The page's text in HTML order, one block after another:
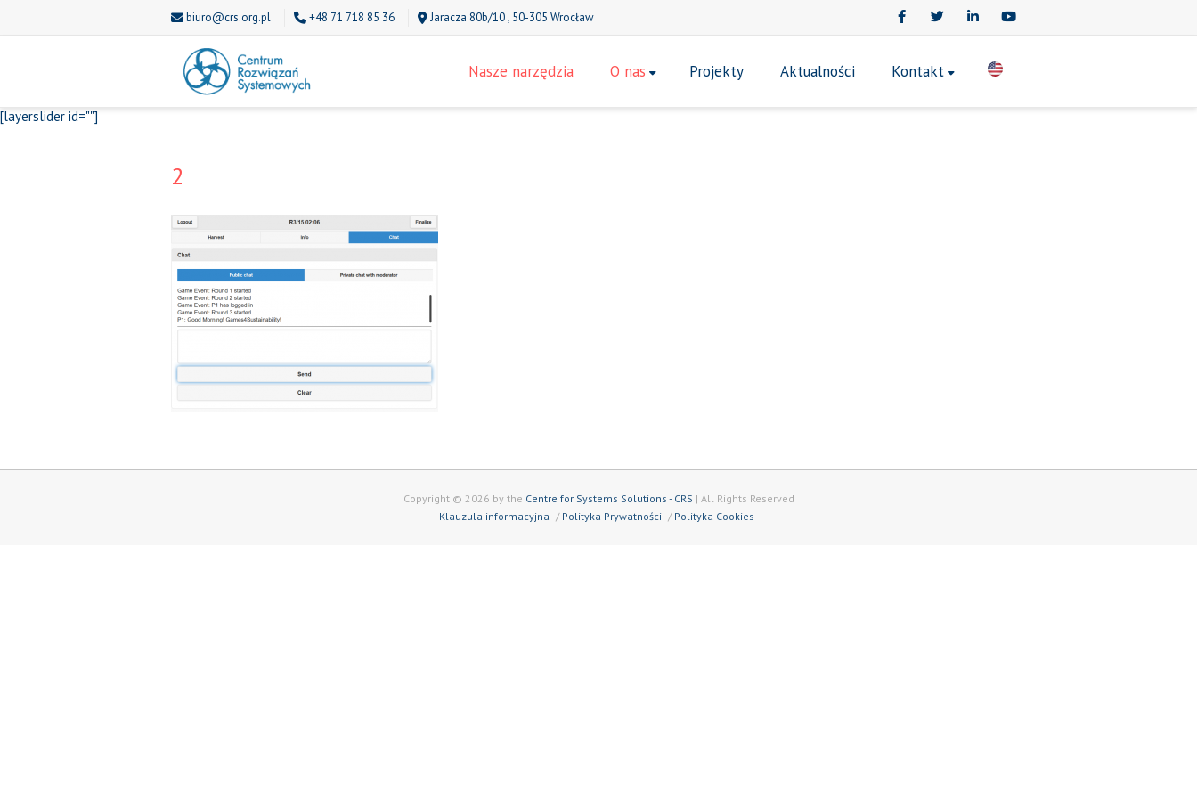
biuro@crs.org.pl +48 71 718 85 36 Jaracza 80b/10 , 50-305 Wrocław
Nasze narzędzia O nas Projekty Aktualności Kontakt
[layerslider id=""]
2
Copyright © 2026 by the Centre for Systems Solutions - CRS | All Rights Reserved
Klauzula informacyjna
Polityka Prywatności Polityka Cookies